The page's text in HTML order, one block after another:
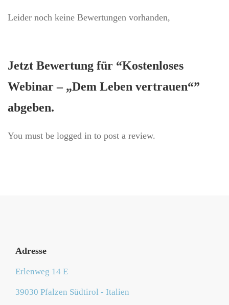
Leider noch keine Bewertungen vorhanden,
Jetzt Bewertung für “Kostenloses
Webinar – „Dem Leben vertrauen“”
abgeben.
You must be logged in to post a review.
Adresse
Erlenweg 14 E
39030 Pfalzen Südtirol - Italien